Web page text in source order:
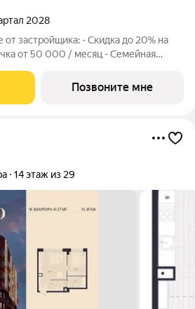
2028
застройщика: - Скидка до 20% на
/ месяц - Семейная
Жилом квартале Вэйвер от
Люди,
Позвоните мне
14 этаж из 29